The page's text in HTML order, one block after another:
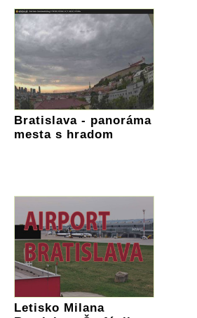
Bratislava - panoráma
mesta s hradom
Letisko Milana